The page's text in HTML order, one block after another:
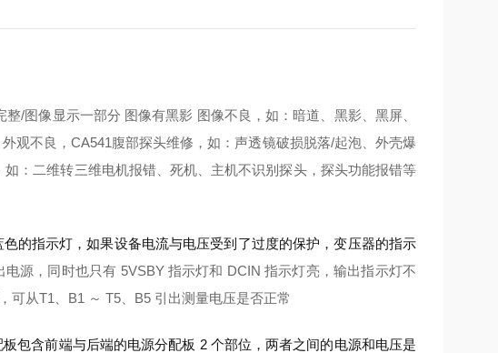
/图像显示一部分 图像有黑影 图像不良，如：暗道、黑影、黑屏、
观不良，CA541腹部探头维修，如：声透镜破损脱落/起泡、外壳爆
：二维转三维电机报错、死机、主机不识别探头，探头功能报错等
的指示灯，如果设备电流与电压受到了过度的保护，变压器的指示
源，同时也只有 5VSBY 指示灯和 DCIN 指示灯亮，输出指示灯不
可从T1、B1 ～ T5、B5 引出测量电压是否正常
包含前端与后端的电源分配板 2 个部位，两者之间的电源和电压是